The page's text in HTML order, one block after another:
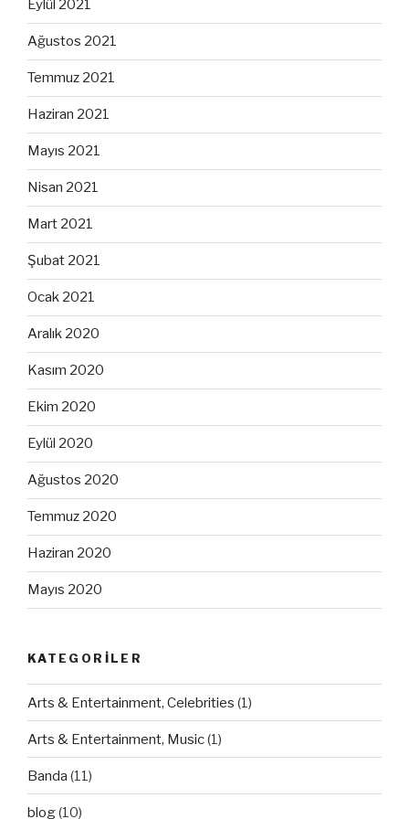
Eylül 2021
Ağustos 2021
Temmuz 2021
Haziran 2021
Mayıs 2021
Nisan 2021
Mart 2021
Şubat 2021
Ocak 2021
Aralık 2020
Kasım 2020
Ekim 2020
Eylül 2020
Ağustos 2020
Temmuz 2020
Haziran 2020
Mayıs 2020
KATEGORILER
Arts & Entertainment, Celebrities (1)
Arts & Entertainment, Music(1)
Banda (11)
blog(10)